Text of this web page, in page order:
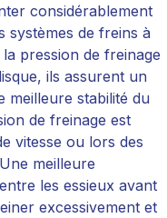
considérablement
systèmes de freins à
pression de freinage
ils assurent un
meilleure stabilité du
de freinage est
vitesse ou lors des
meilleure
les essieux avant
excessivement et